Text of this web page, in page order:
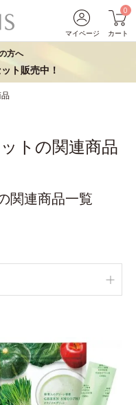
マイページ
0
カート
方へ
ト販売中！
トの関連商品
関連商品一覧